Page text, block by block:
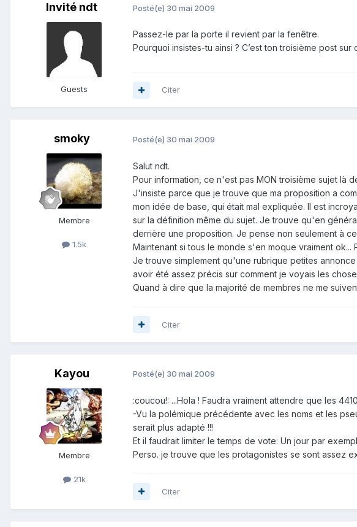
Invité ndt
Guests
Posté(e) 30 mai 2009
Passez-le par la porte il revient par la fenêtre.
Pourquoi insistes-tu ainsi ? C’est ton troisième post
Citer
smoky
Membre
1.5k
Posté(e) 30 mai 2009
Salut ndt.
Pour information, ce n'est pas MON troisième sujet là
J'insiste parce que je trouve que ma proposition a
mon idée de base, qui était mal expliquée. Il est
sur la définition même du sujet. Je trouve qu'en
derrière une proposition. Je pense non seulement à
Maintenant si tous le monde s'en moque vraiment
Je trouve simplement qu'une rubrique petites
avoir été assez précis sur comment je voyais les
Quand à dire que la majorité de membres ne me
Citer
Kayou
Membre
21k
Posté(e) 30 mai 2009
:coucou!: ...Hola ! Faudra vraiment attendre que les
-Vu la polémique précédente avec les noms et les
serait plus adapté !!!
Et il faudrait limiter le temps de vote: Un jour par
Perso. je trouve que les protagonistes se sont assez
Citer